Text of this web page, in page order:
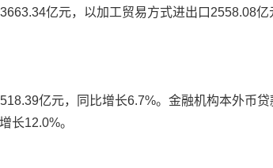
亿元，以加工贸易方式进出口2558.08亿
亿元，同比增长6.7%。金融机构本外币贷
长12.0%。